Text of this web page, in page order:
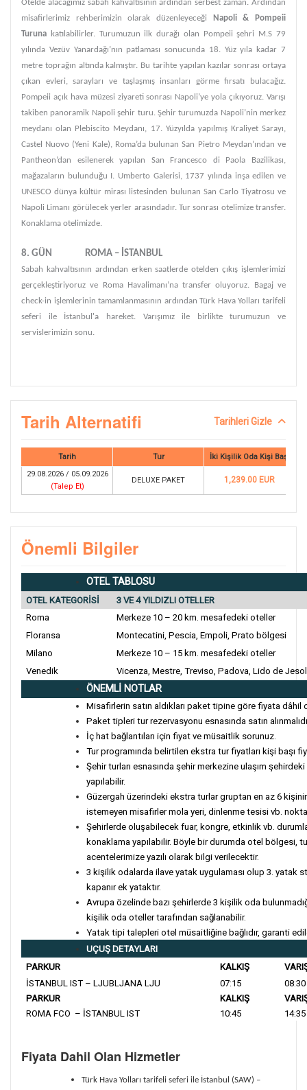
Otelde alacağımız sabah kahvaltısının ardından serbest zaman. Ardından
misafirlerimiz rehberimizin olarak düzenleyeceği
Napoli & Pompeii
Turuna
katılabilirler. Turumuzun ilk durağı olan Pompeii şehri M.S 79
yılında Vezüv Yanardağı’nın patlaması sonucunda 18. Yüz yıla kadar 7
metre toprağın altında kalmıştır. Bu tarihte yapılan kazılar sonrası ortaya
çıkan evleri, sarayları ve taşlaşmış insanları görme fırsatı bulacağız.
Pompeii açık hava müzesi ziyareti sonrası Napoli’ye yola çıkıyoruz. Varışı
takiben panoramik Napoli şehir turu. Şehir turumuzda Napoli’nin merkez
meydanı olan Plebiscito Meydanı, 17. Yüzyılda yapılmış Kraliyet Sarayı,
Castel Nuovo (Yeni Kale), Roma’da bulunan San Pietro Meydan’ından ve
Pantheon’dan esilenerek yapılan San Francesco di Paola Bazilikası,
mağazaların bulunduğu I. Umberto Galerisi, 1737 yılında inşa edilen ve
UNESCO dünya kültür mirası listesinden bulunan San Carlo Tiyatrosu ve
Napoli Limanı görülecek yerler arasındadır. Tur sonrası otelimize transfer.
Konaklama otelimizde.
8. GÜN ROMA – İSTANBUL
Sabah kahvaltısının ardından erken saatlerde otelden çıkış işlemlerimizi
gerçekleştiriyoruz ve Roma Havalimanı’na transfer oluyoruz. Bagaj ve
check-in işlemlerinin tamamlanmasının ardından Türk Hava Yolları tarifeli
seferi ile İstanbul'a hareket. Varışımız ile birlikte turumuzun ve
servislerimizin sonu.
Tarih Alternatifi Tarihleri Gizle
Tarih Tur
İki Kişilik Oda Kişi Başı
29.08.2026 / 05.09.2026
(Talep Et)
DELUXE PAKET 1,239.00 EUR
Önemli Bilgiler
OTEL TABLOSU
OTEL KATEGORİSİ
3 VE 4 YILDIZLI OTELLER
Roma
Merkeze 10 – 20 km. mesafedeki oteller
Floransa
Montecatini, Pescia, Empoli, Prato bölgesi
Milano
Merkeze 10 – 15 km. mesafedeki oteller
Venedik
Vicenza, Mestre, Treviso, Padova, Lido de
ÖNEMLİ NOTLAR
Misafirlerin satın aldıkları paket tipine göre fiyata
Paket tipleri tur rezervasyonu esnasında satın
İç hat bağlantıları için fiyat ve müsaitlik sorunuz.
Tur programında belirtilen ekstra tur fiyatları kişi başı
Şehir turları esnasında şehir merkezine ulaşım
yapılabilir.
Güzergah üzerindeki ekstra turlar gruptan en az 6
istemeyen misafirler mola yeri, dinlenme tesisi vb.
Şehirlerde oluşabilecek fuar, kongre, etkinlik vb.
konaklama yapılabilir. Böyle bir durumda otel bölgesi,
acentelerimize yazılı olarak bilgi verilecektir.
3 kişilik odalarda ilave yatak uygulaması olup 3. yatak
kapanır ek yataktır.
Avrupa özelinde bazı şehirlerde 3 kişilik oda
kişilik oda oteller tarafından sağlanabilir.
Yatak tipi talepleri otel müsaitliğine bağlıdır, garanti
UÇUŞ DETAYLARI
PARKUR
KALKIŞ
İSTANBUL IST – LJUBLJANA LJU
07:15
08:30
PARKUR
KALKIŞ
ROMA FCO – İSTANBUL IST
10:45 14:35
Fiyata Dahil Olan Hizmetler
Türk Hava Yolları tarifeli seferi ile İstanbul (SAW) –